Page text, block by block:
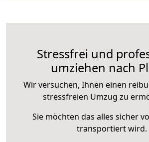
Stressfrei und
umziehen nach
Wir versuchen, Ihnen einen
stressfreien Umzug zu
Sie möchten das alles sicher
transportiert wird.